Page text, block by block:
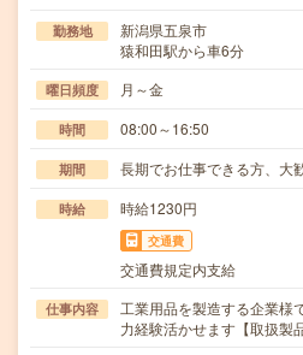
勤務地
新潟県五泉市
猿和田駅から車6分
曜日頻度 月～金
時間 08:00～16:50
期間 長期でお仕事できる方、大
時給 時給1230円
交通費
交通費規定内支給
仕事内容
工業用品を製造する企業様
力経験活かせます【取扱